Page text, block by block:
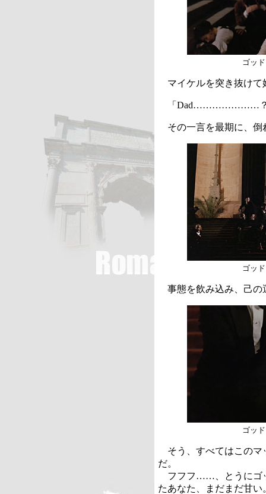
ゴッ
マイケルを突き抜けて
「 Dad…………………？
その一言を最期に、倒
ゴッ
事態を飲み込み、己の
ゴッ
そう、すべてはこのマ
だ。
フフフ……、とうにゴ
たあなた、まだまだ甘い